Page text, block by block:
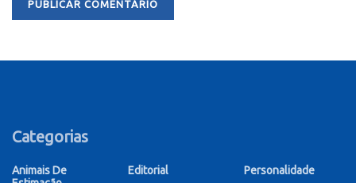
Categorias
Animais De
Editorial
Personalidade